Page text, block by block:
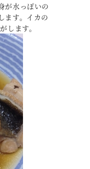
が水っぽいの
ます。イカの
します。